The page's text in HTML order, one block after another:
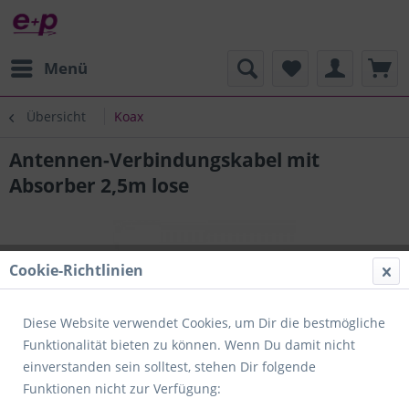
Menü
Übersicht Koax
Antennen-Verbindungskabel mit
Absorber 2,5m lose
Cookie-Richtlinien
Diese Website verwendet Cookies, um Dir die bestmögliche
Funktionalität bieten zu können. Wenn Du damit nicht
einverstanden sein solltest, stehen Dir folgende
Funktionen nicht zur Verfügung: